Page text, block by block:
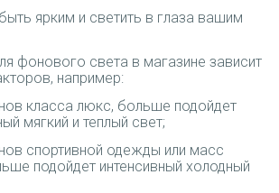
ярким и светить в глаза вашим
фонового света в магазине зависит
например:
класса люкс, больше подойдет
мягкий и теплый свет;
спортивной одежды или масс
подойдет интенсивный холодный